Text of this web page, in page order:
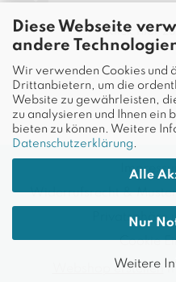
Diese Webseite
andere
Wir verwenden Cookies und
Drittanbietern, um die
Website zu gewährleisten,
zu analysieren und Ihnen ein
bieten zu können. Weitere
Datenschutzerklärung
Alle
Nur
Weitere
Klick hier
Widerrufsrecht &
Privatsphäre
Cookie
Webshop erstellen